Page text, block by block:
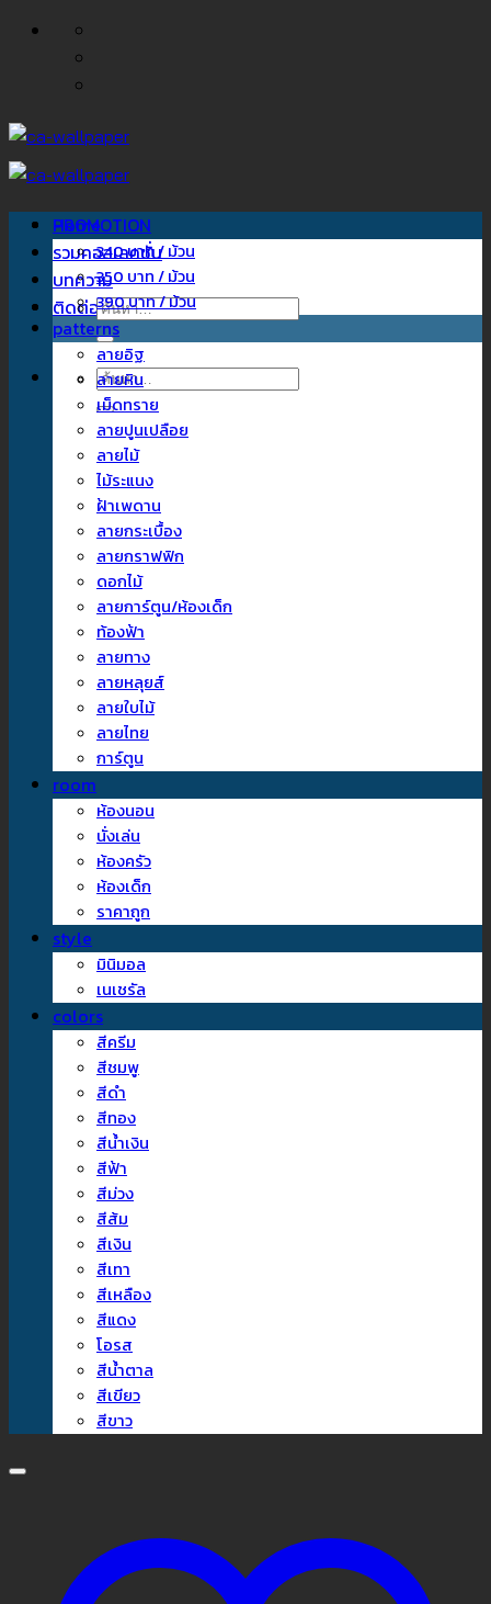
ข้าม
Home
รวมคอลเลคชั่น
บทความ
ติดต่อเรา
ค้นหา:
ค้นหา:
PROMOTION
340 บาท / ม้วน
350 บาท / ม้วน
390 บาท / ม้วน
patterns
ลายอิฐ
ลายหิน
เม็ดทราย
ลายปูนเปลือย
ลายไม้
ไม้ระแนง
ฝ้าเพดาน
ลายกระเบื้อง
ลายกราฟฟิก
ดอกไม้
ลายการ์ตูน/ห้องเด็ก
ท้องฟ้า
ลายทาง
ลายหลุยส์
ลายใบไม้
ลายไทย
การ์ตูน
room
ห้องนอน
นั่งเล่น
ห้องครัว
ห้องเด็ก
ราคาถูก
style
มินิมอล
เนเชรัล
colors
สีครีม
สีชมพู
สีดำ
สีทอง
สีน้ำเงิน
สีฟ้า
สีม่วง
สีส้ม
สีเงิน
สีเทา
สีเหลือง
สีแดง
โอรส
สีน้ำตาล
สีเขียว
สีขาว